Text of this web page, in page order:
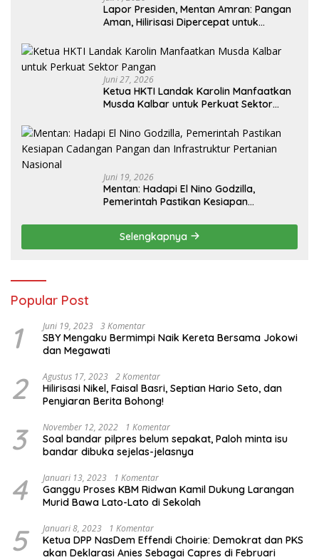
Lapor Presiden, Mentan Amran: Pangan
Aman, Hilirisasi Dipercepat untuk
Juni 27, 2026
Ketua HKTI Landak Karolin Manfaatkan
Musda Kalbar untuk Perkuat Sektor
Juni 19, 2026
Mentan: Hadapi El Nino Godzilla,
Pemerintah Pastikan Kesiapan
Pertanian Nasional
Selengkapnya
Popular Post
1 Juni 19, 2023 3 Komentar
SBY Mengaku Bermimpi Naik Kereta Bersama Jokowi
dan Megawati
2 Agustus 17, 2023 2 Komentar
Hilirisasi Nikel, Faisal Basri, Septian Hario Seto, dan
Penyiaran Berita Bohong!
3 November 12, 2022 1 Komentar
Soal bandar pilpres belum sepakat, Paloh minta isu
bandar dibuka sejelas-jelasnya
4 Januari 13, 2023 1 Komentar
Ganggu Proses KBM Ridwan Kamil Dukung Larangan
Murid Bawa Lato-Lato di Sekolah
5 Januari 8, 2023 1 Komentar
Ketua DPP NasDem Effendi Choirie: Demokrat dan PKS
akan Deklarasi Anies Sebagai Capres di Februari